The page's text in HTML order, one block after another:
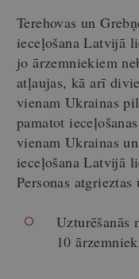
Terehovas un
ieceļošana Latvijā
jo ārzemniekiem
atļaujas, kā arī
vienam Ukrainas
pamatot
vienam Ukrainas
ieceļošana Latvijā
Personas
Uzturēšanās
10